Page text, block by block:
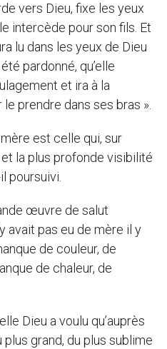
vers Dieu, fixe les yeux
intercède pour son fils. Et
lu dans les yeux de Dieu
pardonné, qu’elle
et ira à la
prendre dans ses bras ».
est celle qui, sur
la plus profonde visibilité
poursuivi.
œuvre de salut
avait pas eu de mère il y
de couleur, de
de chaleur, de
Dieu a voulu qu’auprès
grand, du plus sublime